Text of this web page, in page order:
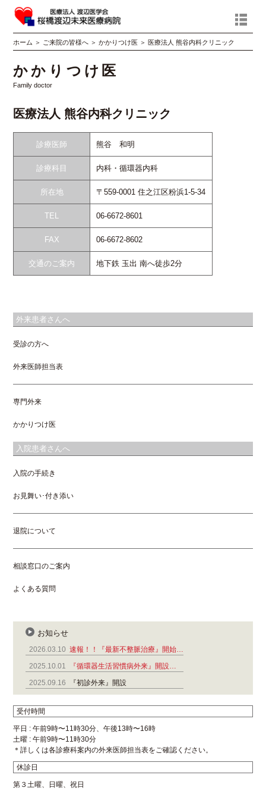
ホーム ＞ ご来院の皆様へ ＞かかりつけ医 ＞ 医療法人 熊谷内科クリニック
かかりつけ医
Family doctor
医療法人 熊谷内科クリニック
診療医師 熊谷 和明
診療科目 内科・循環器内科
所在地 〒559-0001 住之江区粉浜1-5-34
TEL 06-6672-8601
FAX 06-6672-8602
交通のご案内 地下鉄 玉出 南へ徒歩2分
外来患者さんへ
受診の方へ
外来医師担当表
専門外来
かかりつけ医
入院患者さんへ
入院の手続き
お見舞い･付き添い
退院について
相談窓口のご案内
よくある質問
お知らせ
2026.03.10 速報！！『最新不整脈治療』開始…
2025.10.01
『循環器生活習慣病外来』開設…
2025.09.16
『初診外来』開設
受付時間
平日 : 午前9時〜11時30分、午後13時〜16時
土曜 : 午前9時〜11時30分
＊詳しくは各診療科案内の外来医師担当表をご確認ください。
休診日
第３土曜、日曜、祝日